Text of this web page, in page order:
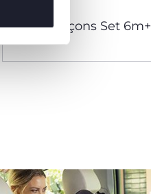
Commençons Set 6m+